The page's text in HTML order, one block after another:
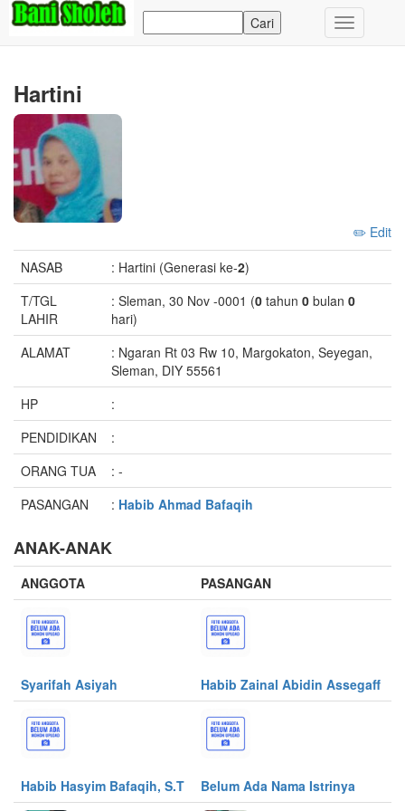
Toggle
navigation
Hartini
✏️ Edit
NASAB
: Hartini (Generasi ke-2)
T/TGL
LAHIR
: Sleman, 30 Nov -0001 (0 tahun 0 bulan 0
hari)
ALAMAT
: Ngaran Rt 03 Rw 10, Margokaton, Seyegan,
Sleman, DIY 55561
HP
:
PENDIDIKAN
:
ORANG TUA
: -
PASANGAN
: Habib Ahmad Bafaqih
ANAK-ANAK
ANGGOTA PASANGAN
Syarifah Asiyah Habib Zainal Abidin Assegaff
Habib Hasyim Bafaqih, S.T Belum Ada Nama Istrinya